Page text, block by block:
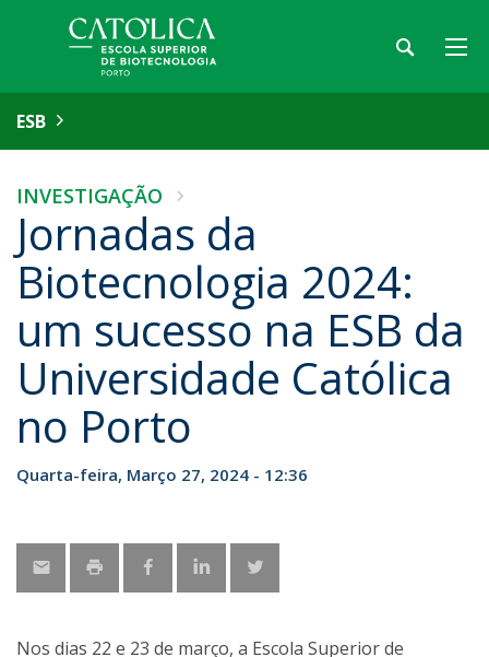
ESB
INVESTIGAÇÃO
Jornadas da
Biotecnologia 2024:
um sucesso na ESB da
Universidade Católica
no Porto
Quarta-feira, Março 27, 2024 - 12:36
Nos dias 22 e 23 de março, a Escola Superior de